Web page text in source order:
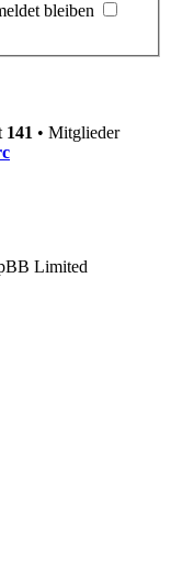
bleiben
141 • Mitglieder
Limited